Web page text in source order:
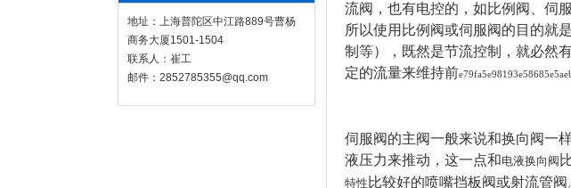
地址：上海普陀区中江路889号曹杨
商务大厦1501-1504
联系人：崔工
邮件：2852785355@qq.com
流阀，也有电控的，如比例阀、伺服
所以使用比例阀或伺服阀的目的就
制等），既然是节流控制，就必然
定的流量来维持前
伺服阀的主阀一般来说和换向阀一
液压力来推动，这一点和电液换向阀
特性 比较好的喷嘴挡板阀或射流管阀